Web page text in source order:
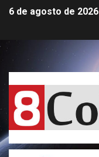
6 de agosto de 2026